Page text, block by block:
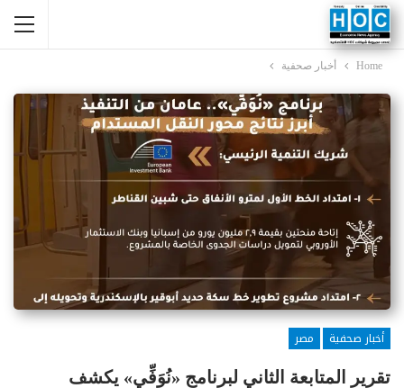
Home أخبار صحفية
أخبار صحفية
مصر
تقرير المتابعة الثاني لبرنامج «نُوَفِّي» يكشف